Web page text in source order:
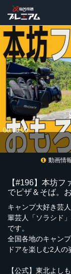
動画情
【#196】本坊
でピザ＆そば。
キャンプ大好き芸
輩芸人「ソラシド
です。
全国各地のキャン
ドアを楽しむ2人の
【公式】東北よしも